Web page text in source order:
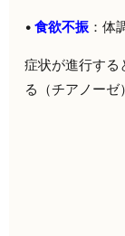
• 食欲不振 ：体
症状が進行する
る（チアノーゼ